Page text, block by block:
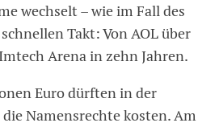
wechselt – wie im Fall des
Takt: Von AOL über
Arena in zehn Jahren.
Euro dürften in der
Namensrechte kosten. Am